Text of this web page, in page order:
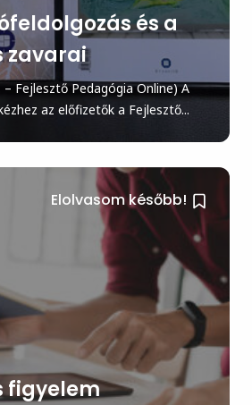
és a
zavarai
Fejlesztő Pedagógia Online) A
az előfizetők a Fejlesztő...
Elolvasom később!
figyelem